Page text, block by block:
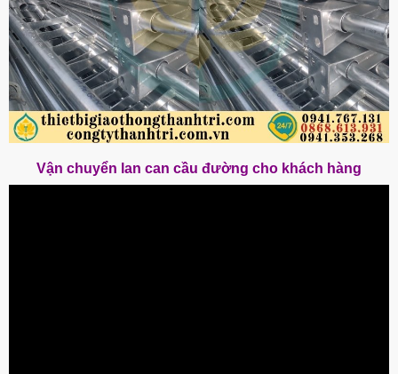
Vận chuyển lan can cầu đường cho khách hàng